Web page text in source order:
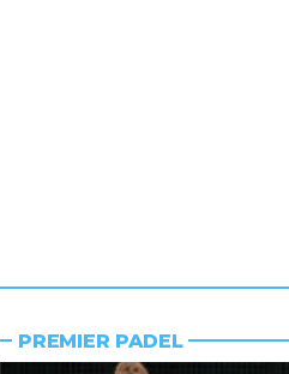
PREMIER PADEL